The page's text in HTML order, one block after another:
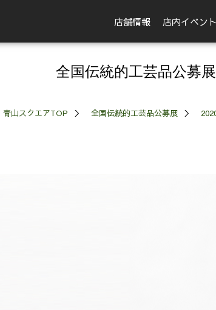
店舗情報 店内イベント
全国伝統的工芸品公募展
青山スクエアTOP 全国伝統的工芸品公募展